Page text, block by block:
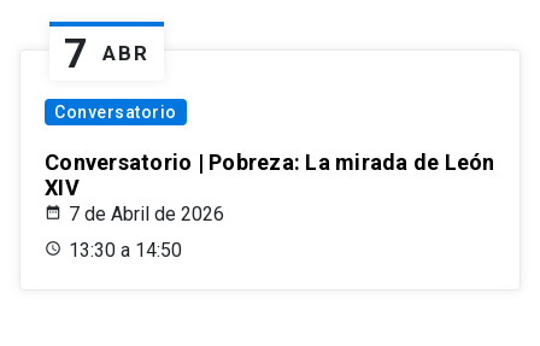
7 ABR
Conversatorio
Conversatorio | Pobreza: La mirada de León
XIV
7 de Abril de 2026
13:30 a 14:50